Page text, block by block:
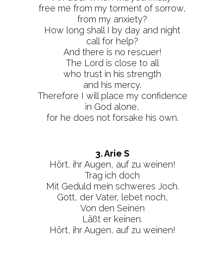
free me from my torment of sorrow,
from my anxiety?
How long shall I by day and night
call for help?
And there is no rescuer!
The Lord is close to all
who trust in his strength
and his mercy.
Therefore I will place my confidence
in God alone,
for he does not forsake his own.
3. Arie S
Hört, ihr Augen, auf zu weinen!
Trag ich doch
Mit Geduld mein schweres Joch.
Gott, der Vater, lebet noch,
Von den Seinen
Läßt er keinen.
Hört, ihr Augen, auf zu weinen!